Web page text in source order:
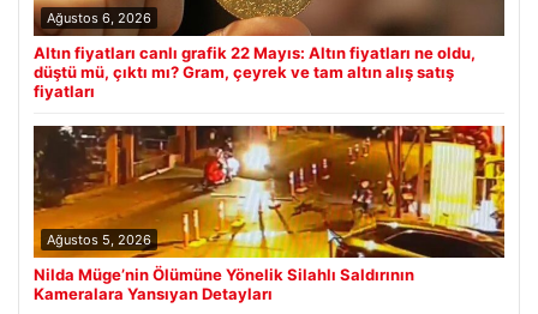
Ağustos 6, 2026
Altın fiyatları canlı grafik 22 Mayıs: Altın fiyatları ne oldu,
düştü mü, çıktı mı? Gram, çeyrek ve tam altın alış satış
fiyatları
Ağustos 5, 2026
Nilda Müge’nin Ölümüne Yönelik Silahlı Saldırının
Kameralara Yansıyan Detayları